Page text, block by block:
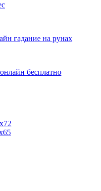
гадание на рунах
бесплатно
72
65